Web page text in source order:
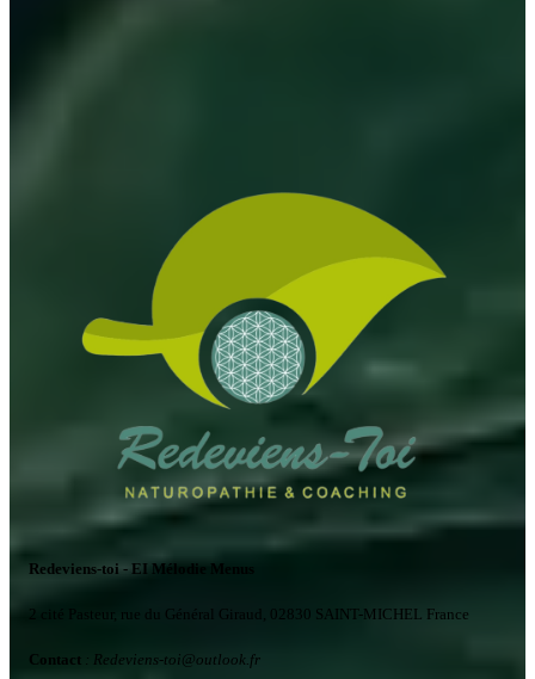
Redeviens-toi - EI Mélodie Menus
2 cité Pasteur, rue du Général Giraud, 02830 SAINT-MICHEL France
Contact : Redeviens-toi@outlook.fr